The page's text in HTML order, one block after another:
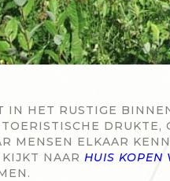
IN HET RUSTIGE
MENSEN ELKAAR
NAAR HUIS KOPEN